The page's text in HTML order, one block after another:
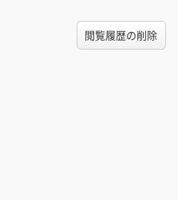
閲覧履歴の削除